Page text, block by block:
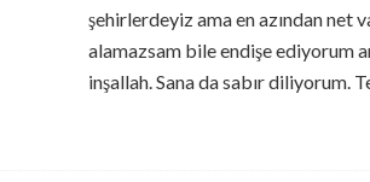
şehirlerdeyiz ama en azından net
alamazsam bile endişe ediyorum
inşallah. Sana da sabır diliyorum.